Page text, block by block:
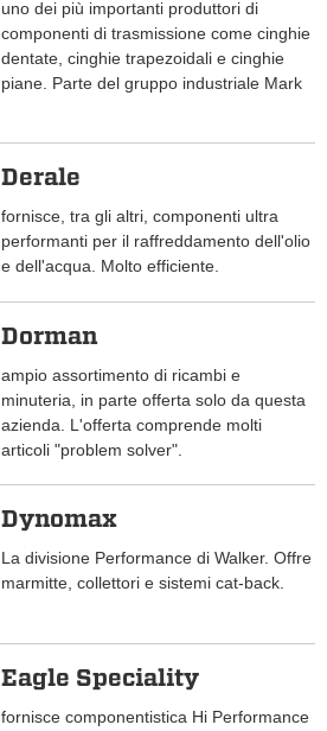
uno dei più importanti produttori di
componenti di trasmissione come cinghie
dentate, cinghie trapezoidali e cinghie
piane. Parte del gruppo industriale Mark
Derale
fornisce, tra gli altri, componenti ultra
performanti per il raffreddamento dell'olio
e dell'acqua. Molto efficiente.
Dorman
ampio assortimento di ricambi e
minuteria, in parte offerta solo da questa
azienda. L'offerta comprende molti
articoli "problem solver".
Dynomax
La divisione Performance di Walker. Offre
marmitte, collettori e sistemi cat-back.
Eagle Speciality
fornisce componentistica Hi Performance